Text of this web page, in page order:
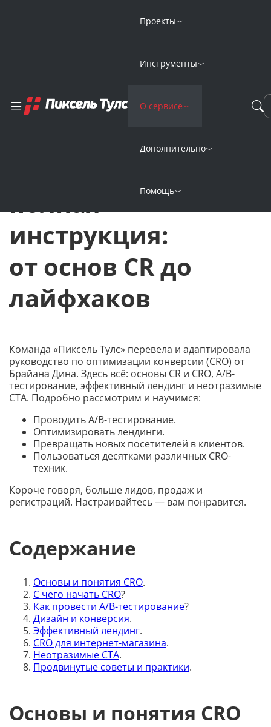
Проекты
Инструменты
О сервисе
Дополнительно
Помощь
8 шагов
увеличения
полная
инструкция:
от основ CR до
лайфхаков
26 Июня 2019
Команда «Пиксель Тулс» перевела и адаптировала
руководство по оптимизации конверсии (CRO) от
Брайана Дина. Здесь всё: основы CR и CRO, A/B-
тестирование, эффективный лендинг и неотразимые
CTA. Подробно рассмотрим и научимся:
Проводить A/B-тестирование.
Оптимизировать лендинги.
Превращать новых посетителей в клиентов.
Пользоваться десятками различных CRO-
техник.
Короче говоря, больше лидов, продаж и
регистраций. Настраивайтесь — вам понравится.
Содержание
Основы и понятия CRO.
С чего начать CRO?
Как провести A/B-тестирование?
Дизайн и конверсия.
Эффективный лендинг.
CRO для интернет-магазина.
Неотразимые CTA.
Продвинутые советы и практики.
Основы и понятия CRO